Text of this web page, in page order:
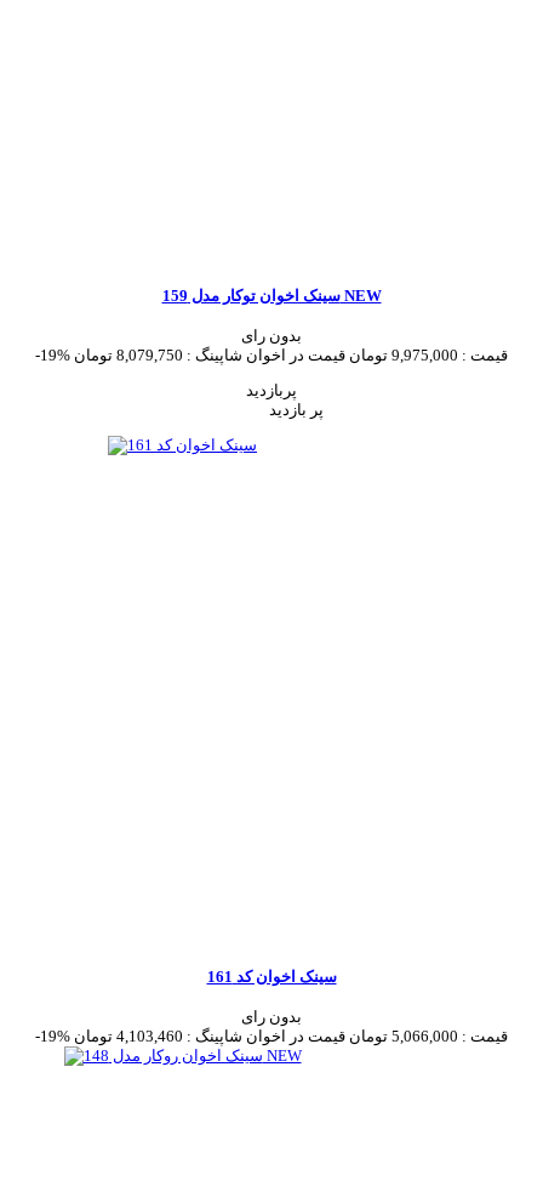
سینک اخوان توکار مدل 159 NEW
بدون رای
-19%
قیمت : 9,975,000 تومان قیمت در اخوان شاپینگ : 8,079,750 تومان
پربازدید
پر بازدید
سینک اخوان کد 161
بدون رای
-19%
قیمت : 5,066,000 تومان قیمت در اخوان شاپینگ : 4,103,460 تومان